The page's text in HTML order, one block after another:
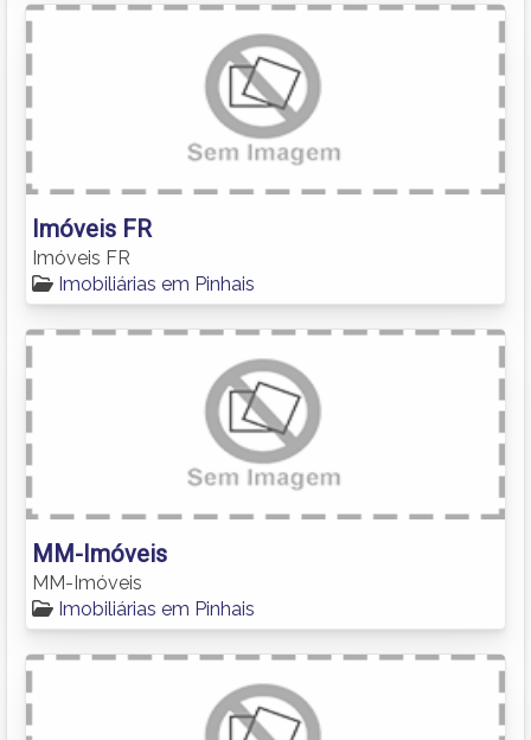
Imóveis FR
Imóveis FR
Imobiliárias em Pinhais
MM-Imóveis
MM-Imóveis
Imobiliárias em Pinhais